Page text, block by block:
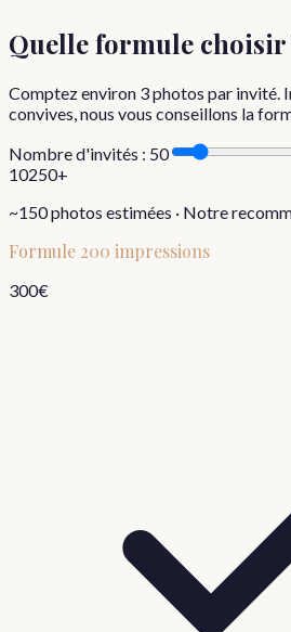
Quelle formule choisir
Comptez environ 3photos par invité.
convives, nous vous conseillons la
Nombre d'invités : 50
10250+
~150photos estimées · Notre
Formule 200 impressions
300€